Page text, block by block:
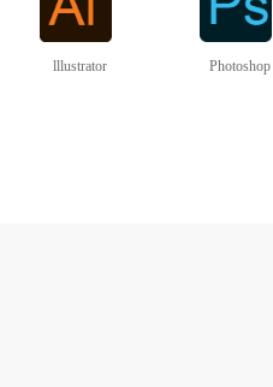
lllustrator Photoshop